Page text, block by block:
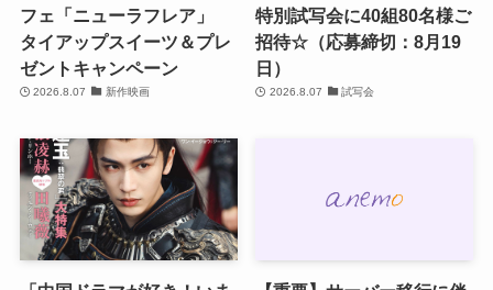
フェ「ニューラフレア」
タイアップスイーツ＆プレ
ゼントキャンペーン
2026.8.07 新作映画
特別試写会に40組80名様ご
招待☆（応募締切：8月19
日）
2026.8.07 試写会